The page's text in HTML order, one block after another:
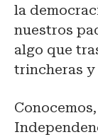
la
nuestros
algo que
trincheras y